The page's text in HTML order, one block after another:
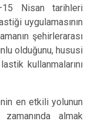
Nisan tarihleri
uygulamasının
şehirlerarası
olduğunu, hususi
kullanmalarını
en etkili yolunun
almak